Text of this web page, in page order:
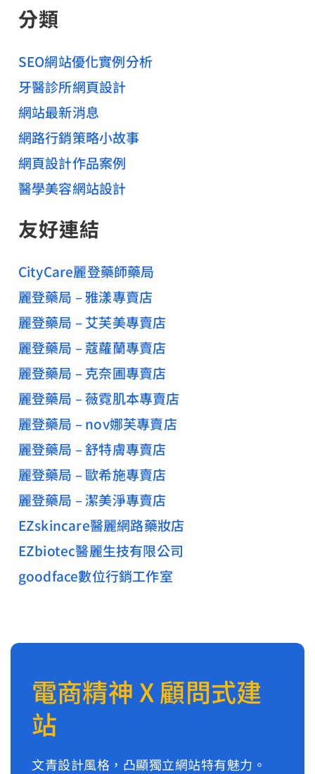
分類
SEO網站優化實例分析
牙醫診所網頁設計
網站最新消息
網路行銷策略小故事
網頁設計作品案例
醫學美容網站設計
友好連結
CityCare麗登藥師藥局
麗登藥局 – 雅漾專賣店
麗登藥局 – 艾芙美專賣店
麗登藥局 – 蔻蘿蘭專賣店
麗登藥局 – 克奈圃專賣店
麗登藥局 – 薇霓肌本專賣店
麗登藥局 – nov娜芙專賣店
麗登藥局 – 舒特膚專賣店
麗登藥局 – 歐希施專賣店
麗登藥局 – 潔美淨專賣店
EZskincare醫麗網路藥妝店
EZbiotec醫麗生技有限公司
goodface數位行銷工作室
電商精神 X 顧問式建
站
文青設計風格，凸顯獨立網站特有魅力。